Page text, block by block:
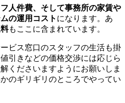
人件費、そして事務所の家賃や
の運用コスト になります。あ
もここに含まれています。
ビス窓口のスタッフの生活も掛
引きなどの価格交渉には応じら
くださいますようにお願いしま
のギリギリのところでやってい